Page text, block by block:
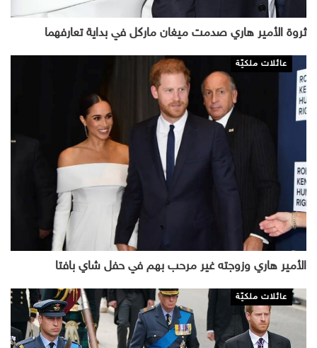
ثروة الأمير هاري صدمت ميغان ماركل في بداية تعارفهما
عائلات ملكيّة
الأمير هاري وزوجته غير مرحب بهم في حفل شاي بافتا
عائلات ملكيّة